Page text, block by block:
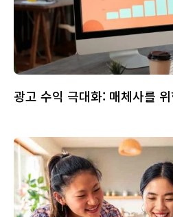
광고 수익 극대화: 매체사를